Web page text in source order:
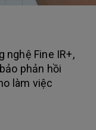
nghệ Fine IR+,
phản hồi
làm việc